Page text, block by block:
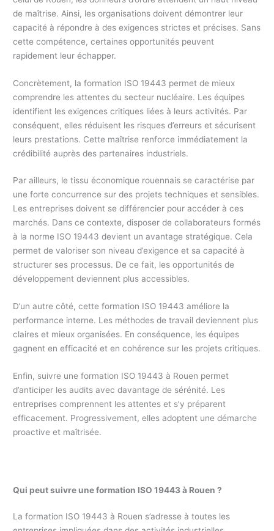
de maîtrise. Ainsi, les organisations doivent démontrer leur
capacité à répondre à des exigences strictes et précises. Sans
cette compétence, certaines opportunités peuvent
rapidement leur échapper.
Concrètement, la formation ISO 19443 permet de mieux
comprendre les attentes du secteur nucléaire. Les équipes
identifient les exigences critiques liées à leurs activités. Par
conséquent, elles réduisent les risques d’erreurs et sécurisent
leurs prestations. Cette maîtrise renforce immédiatement la
crédibilité auprès des partenaires industriels.
Par ailleurs, le tissu économique rouennais se caractérise par
une forte concurrence sur des projets techniques et sensibles.
Les entreprises doivent se différencier pour accéder à ces
marchés. Dans ce contexte, disposer de collaborateurs formés
à la norme ISO 19443 devient un avantage stratégique. Cela
permet de valoriser son niveau d’exigence et sa capacité à
structurer ses processus. De ce fait, les opportunités de
développement deviennent plus accessibles.
D’un autre côté, cette formation ISO 19443 améliore la
performance interne. Les méthodes de travail deviennent plus
claires et mieux organisées. En conséquence, les équipes
gagnent en efficacité et en cohérence sur les projets critiques.
Enfin, suivre une formation ISO 19443 à Rouen permet
d’anticiper les audits avec davantage de sérénité. Les
entreprises comprennent les attentes et s’y préparent
efficacement. Progressivement, elles adoptent une démarche
proactive et maîtrisée.
Qui peut suivre une formation ISO 19443 à Rouen ?
La formation ISO 19443 à Rouen s’adresse à toutes les